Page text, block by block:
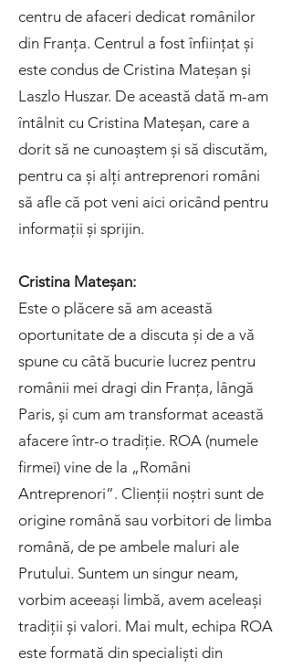
centru de afaceri dedicat românilor
din Franța. Centrul a fost înființat și
este condus de Cristina Mateșan și
Laszlo Huszar. De această dată m-am
întâlnit cu Cristina Mateșan, care a
dorit să ne cunoaștem și să discutăm,
pentru ca și alți antreprenori români
să afle că pot veni aici oricând pentru
informații și sprijin.
Cristina Mateșan:
Este o plăcere să am această
oportunitate de a discuta și de a vă
spune cu câtă bucurie lucrez pentru
românii mei dragi din Franța, lângă
Paris, și cum am transformat această
afacere într-o tradiție. ROA (numele
firmei) vine de la „Români
Antreprenori”. Clienții noștri sunt de
origine română sau vorbitori de limba
română, de pe ambele maluri ale
Prutului. Suntem un singur neam,
vorbim aceeași limbă, avem aceleași
tradiții și valori. Mai mult, echipa ROA
este formată din specialiști din